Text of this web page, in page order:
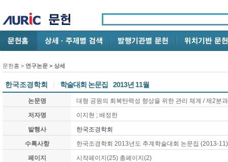
문헌홈 > 연구논문 > 상세
한국조경학회 | 학술대회 논문집 2013년 11월
논문명
대형 공원의 회복탄력성 향상을 위한 관리 체계 / 제2분
저자명
이지현 ; 배정한
발행사
한국조경학회
수록사항
한국조경학회 2013년도 추계학술대회 논문집 (2013-11)
페이지
시작페이지(25) 총페이지(2)